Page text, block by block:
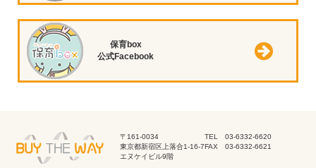
保育box
公式Facebook
〒161-0034
東京都新宿区上落合1-16-7
エヌケイビル9階
TEL 03-6332-6620
FAX 03-6332-6621